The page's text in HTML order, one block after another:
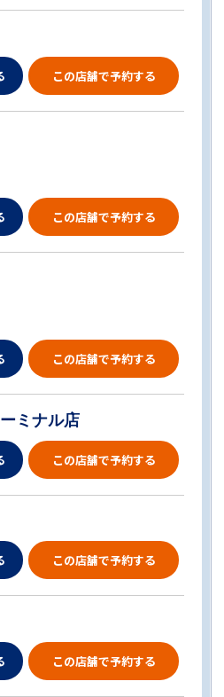
この店舗で予約する
この店舗で予約する
この店舗で予約する
ミナル店
この店舗で予約する
この店舗で予約する
この店舗で予約する